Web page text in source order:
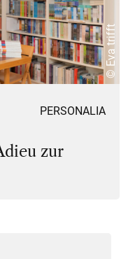
© Eva trifft
PERSONALIA
zur